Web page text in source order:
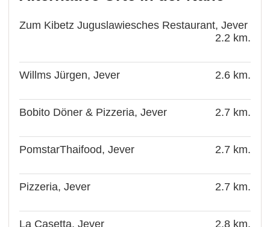
Zum Kibetz Juguslawiesches Restaurant, Jever
2.2 km.
Willms Jürgen, Jever 2.6 km.
Bobito Döner & Pizzeria, Jever 2.7 km.
PomstarThaifood, Jever 2.7 km.
Pizzeria, Jever 2.7 km.
La Casetta, Jever 2.8 km.